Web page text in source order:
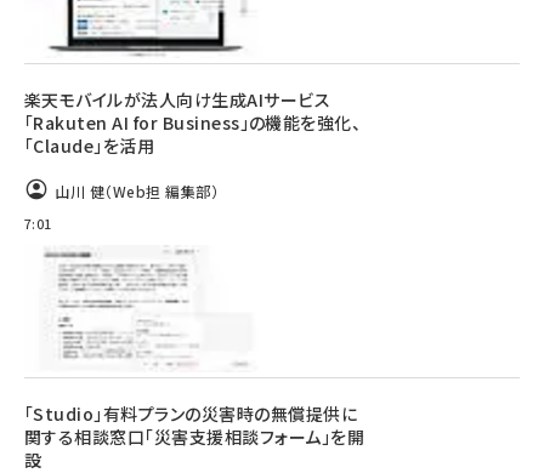
楽天モバイルが法人向け生成AIサービス
「Rakuten AI for Business」の機能を強化、
「Claude」を活用
山川 健（Web担 編集部）
7:01
「Studio」有料プランの災害時の無償提供に
関する相談窓口「災害支援相談フォーム」を開
設